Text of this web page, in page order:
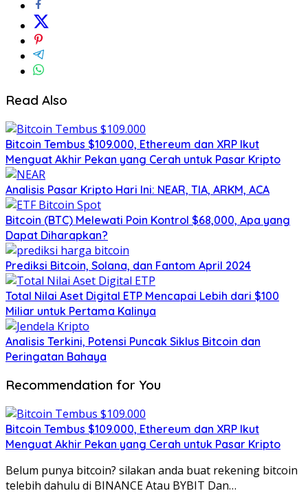
Read Also
Bitcoin Tembus $109.000, Ethereum dan XRP Ikut
Menguat Akhir Pekan yang Cerah untuk Pasar Kripto
Analisis Pasar Kripto Hari Ini: NEAR, TIA, ARKM, ACA
Bitcoin (BTC) Melewati Poin Kontrol $68,000, Apa yang
Dapat Diharapkan?
Prediksi Bitcoin, Solana, dan Fantom April 2024
Total Nilai Aset Digital ETP Mencapai Lebih dari $100
Miliar untuk Pertama Kalinya
Analisis Terkini, Potensi Puncak Siklus Bitcoin dan
Peringatan Bahaya
Recommendation for You
Bitcoin Tembus $109.000, Ethereum dan XRP Ikut
Menguat Akhir Pekan yang Cerah untuk Pasar Kripto
Belum punya bitcoin? silakan anda buat rekening bitcoin
telebih dahulu di BINANCE Atau BYBIT Dan…